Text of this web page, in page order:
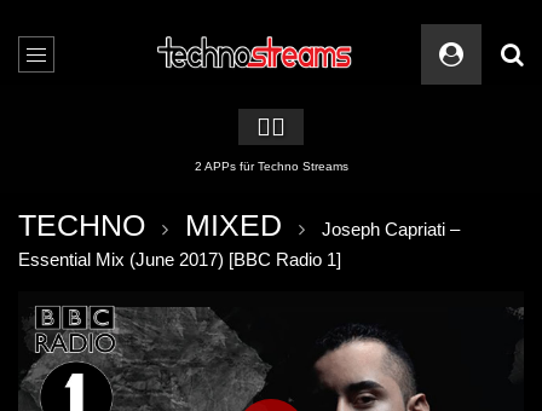
🏳️‍🌈
2 APPs für Techno Streams
TECHNO MIXED
Joseph Capriati –
Essential Mix (June 2017) [BBC Radio 1]